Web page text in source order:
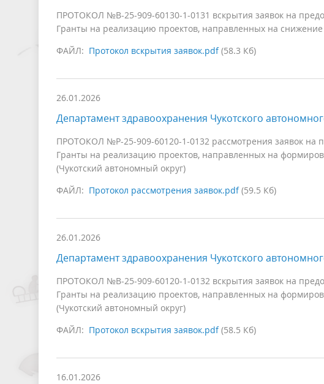
ПРОТОКОЛ №В-25-909-60130-1-0131 вскрытия заявок на
Гранты на реализацию проектов, направленных на
ФАЙЛ: Протокол вскрытия заявок.pdf(58.3 Кб)
26.01.2026
Департамент здравоохранения Чукотского
ПРОТОКОЛ №Р-25-909-60120-1-0132 рассмотрения заявок на
Гранты на реализацию проектов, направленных на
(Чукотский автономный округ)
ФАЙЛ: Протокол рассмотрения заявок.pdf(59.5 Кб)
26.01.2026
Департамент здравоохранения Чукотского
ПРОТОКОЛ №В-25-909-60120-1-0132 вскрытия заявок на
Гранты на реализацию проектов, направленных на
(Чукотский автономный округ)
ФАЙЛ: Протокол вскрытия заявок.pdf(58.5 Кб)
16.01.2026